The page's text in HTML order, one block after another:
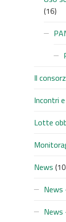
(16)
Il
Incontri
Lotte
News
News
News